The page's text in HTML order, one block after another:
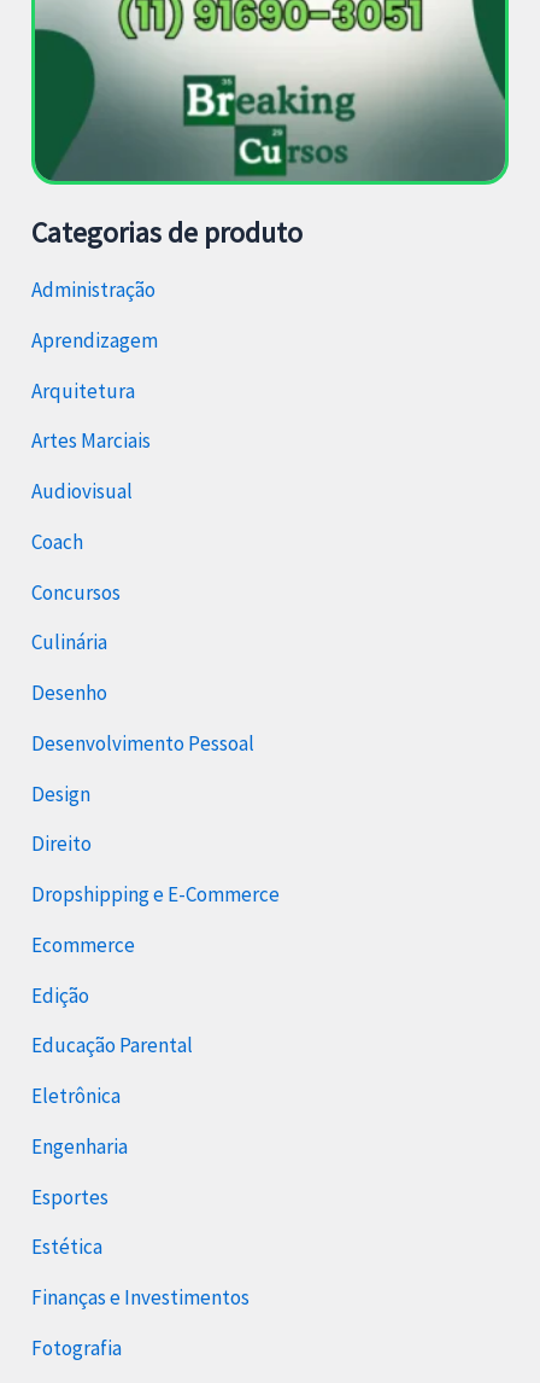
Categorias de produto
Administração
Aprendizagem
Arquitetura
Artes Marciais
Audiovisual
Coach
Concursos
Culinária
Desenho
Desenvolvimento Pessoal
Design
Direito
Dropshipping e E-Commerce
Ecommerce
Edição
Educação Parental
Eletrônica
Engenharia
Esportes
Estética
Finanças e Investimentos
Fotografia